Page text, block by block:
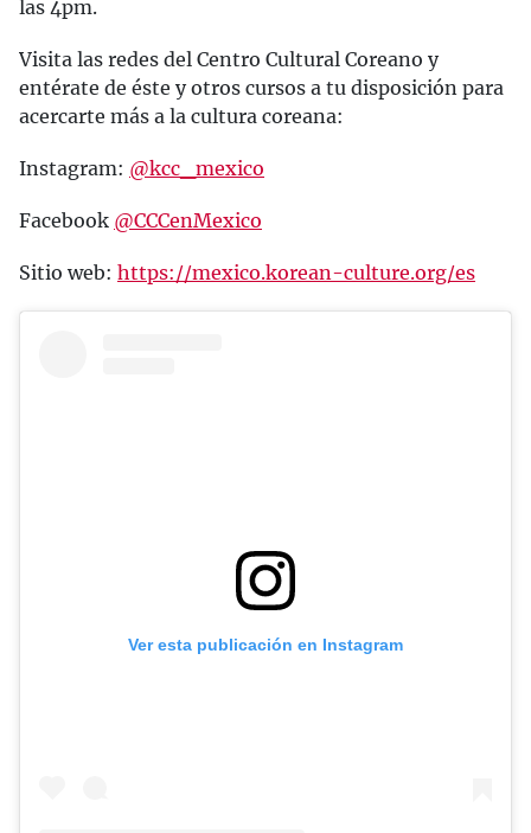
las 4pm.
Visita las redes del Centro Cultural Coreano y
entérate de éste y otros cursos a tu disposición para
acercarte más a la cultura coreana:
Instagram: @kcc_mexico
Facebook @CCCenMexico
Sitio web: https://mexico.korean-culture.org/es
Ver esta publicación en Instagram